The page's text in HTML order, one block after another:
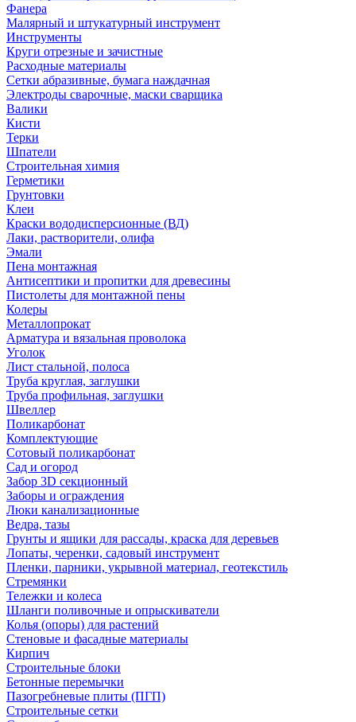
Фанера
Малярный и штукатурный инструмент
Инструменты
Круги отрезные и зачистные
Расходные материалы
Сетки абразивные, бумага наждачная
Электроды сварочные, маски сварщика
Валики
Кисти
Терки
Шпатели
Строительная химия
Герметики
Грунтовки
Клеи
Краски вододисперсионные (ВД)
Лаки, растворители, олифа
Эмали
Пена монтажная
Антисептики и пропитки для древесины
Пистолеты для монтажной пены
Колеры
Металлопрокат
Арматура и вязальная проволока
Уголок
Лист стальной, полоса
Труба круглая, заглушки
Труба профильная, заглушки
Швеллер
Поликарбонат
Комплектующие
Сотовый поликарбонат
Сад и огород
Забор 3D секционный
Заборы и ограждения
Люки канализационные
Ведра, тазы
Грунты и ящики для рассады, краска для деревьев
Лопаты, черенки, садовый инструмент
Пленки, парники, укрывной материал, геотекстиль
Стремянки
Тележки и колеса
Шланги поливочные и опрыскиватели
Колья (опоры) для растений
Стеновые и фасадные материалы
Кирпич
Строительные блоки
Бетонные перемычки
Пазогребневые плиты (ПГП)
Строительные сетки